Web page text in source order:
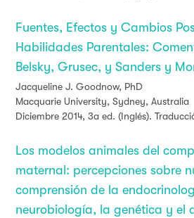
Fuentes, Efectos y Cambios
Habilidades Parentales:
Belsky, Grusec, y Sanders y
Jacqueline J. Goodnow, PhD
Macquarie University, Sydney, Australia
Diciembre 2014, 3a ed. (Inglés).
Los modelos animales del
maternal: percepciones sobre
comprensión de la
neurobiología, la genética y el